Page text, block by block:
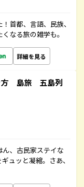
首都、言語、民族、
なる旅の雑学も。
詳細を見る
方 島旅 五島列
、古民家ステイな
ュッと凝縮。さあ、